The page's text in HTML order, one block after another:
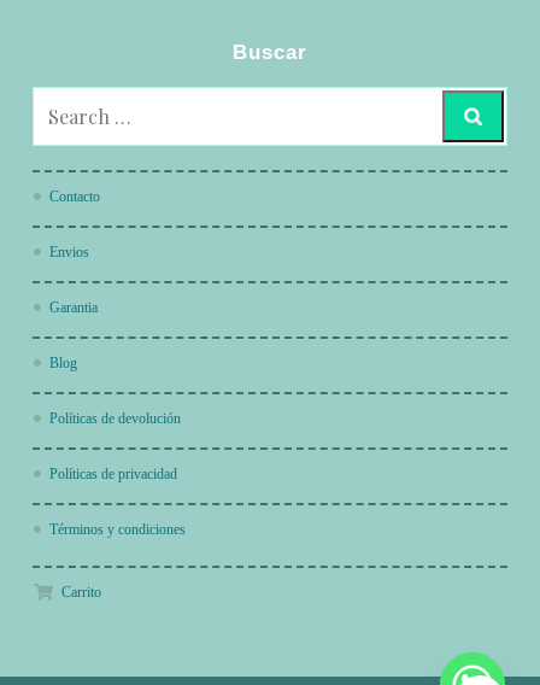
Buscar
Contacto
Envios
Garantia
Blog
Políticas de devolución
Políticas de privacidad
Términos y condiciones
Carrito